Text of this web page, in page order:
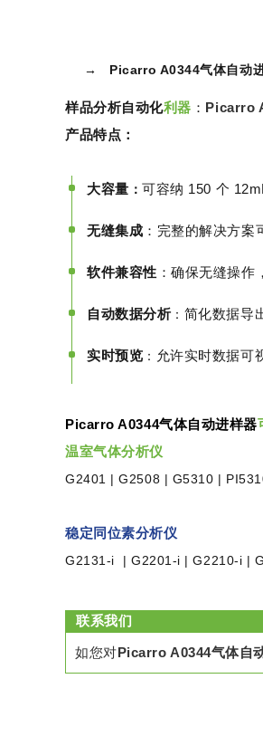
→ Picarro A0344气体自动进
样品分析自动化利器 ： Picarro
产品特点：
大容量 ：可容纳 150 个
无缝集成 ：完整的解决方
软件兼容性 ：确保无缝操
自动数据分析： 简化数据导
实时预览 ： 允许实时数据可
Picarro A0344气体自动进样器
温室气体分析仪
G2401 | G2508 | G5310 |
稳定同位素分析仪
G2131-i | G2201-i |G2210-i |
联系我们
如您对Picarro A0344气体自